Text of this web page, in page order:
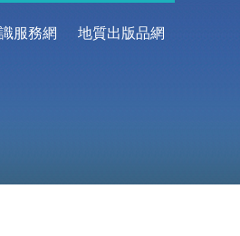
服務網 地質出版品網